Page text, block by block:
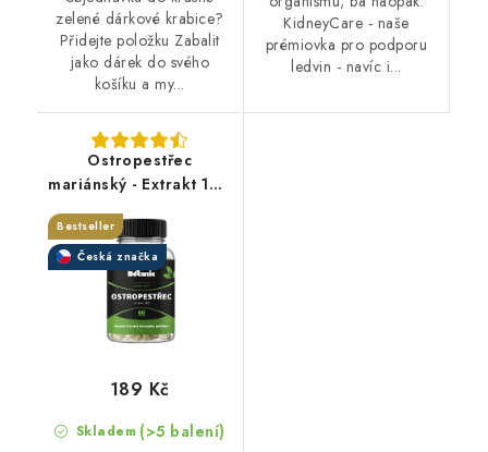
zelené dárkové krabice?
Přidejte položku Zabalit
jako dárek do svého
košíku a my...
KidneyCare - naše
prémiovka pro podporu
ledvin - navíc i...
Ostropestřec
mariánský - Extrakt 10:1
Bestseller
Česká značka
Skladem (>5 balení)
189 Kč